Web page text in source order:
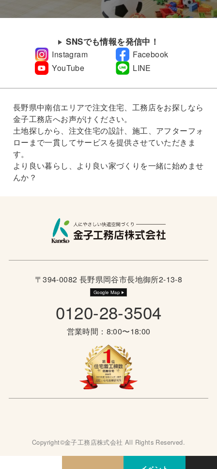
SNSでも情報を発信中！
Instagram
Facebook
YouTube
LINE
長野県中南信エリアで注文住宅、工務店をお探しなら
金子工務店へお声がけください。
土地探しから、注文住宅の設計、施工、アフターフォ
ローまで一貫してサービスを提供させていただきま
す。
より良い暮らし、より良い家づくりを一緒に始めませ
んか？
〒394-0082 長野県岡谷市長地御所2-13-8
Google Map
0120-28-3504
営業時間：8:00〜18:00
Copyright©金子工務店株式会社 All Rights Reserved.